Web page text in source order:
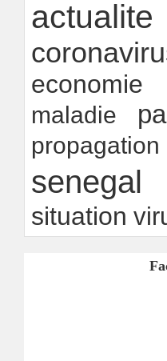
24/07/2026 Ndakhté M.
actualite
economie
maladie
propagation
senegal
situation